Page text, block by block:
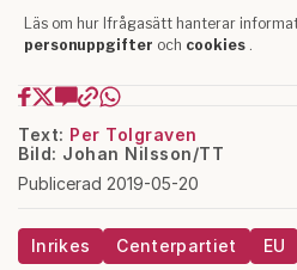
Text: Per Tolgraven
Bild: Johan Nilsson/TT
Publicerad 2019-05-20
Inrikes Centerpartiet EU